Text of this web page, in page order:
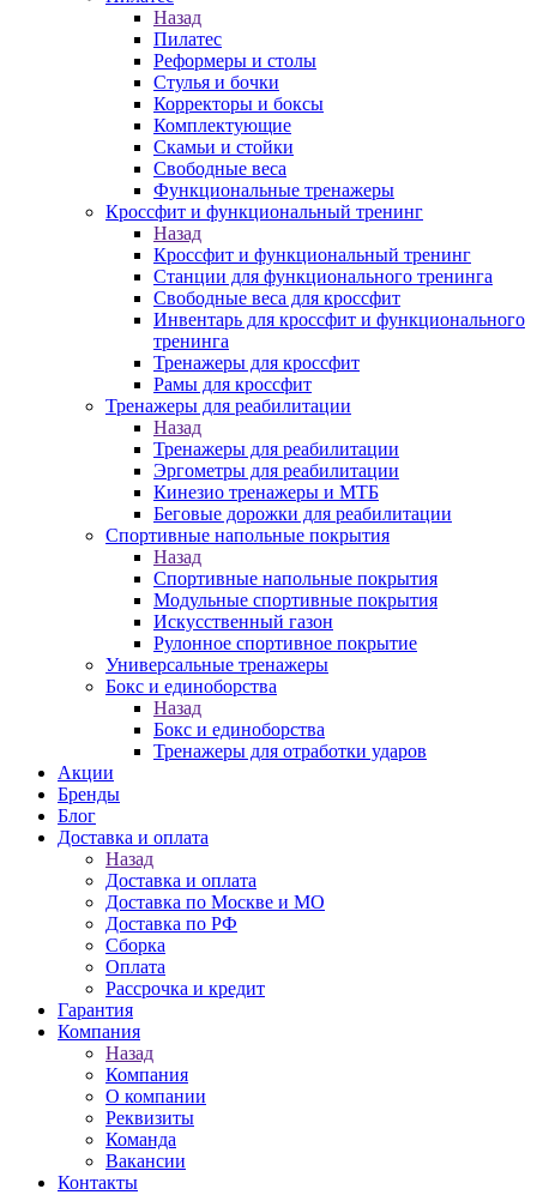
Назад
Пилатес
Реформеры и столы
Стулья и бочки
Корректоры и боксы
Комплектующие
Скамьи и стойки
Свободные веса
Функциональные тренажеры
Кроссфит и функциональный тренинг
Назад
Кроссфит и функциональный тренинг
Станции для функционального тренинга
Свободные веса для кроссфит
Инвентарь для кроссфит и функционального
тренинга
Тренажеры для кроссфит
Рамы для кроссфит
Тренажеры для реабилитации
Назад
Тренажеры для реабилитации
Эргометры для реабилитации
Кинезио тренажеры и МТБ
Беговые дорожки для реабилитации
Спортивные напольные покрытия
Назад
Спортивные напольные покрытия
Модульные спортивные покрытия
Искусственный газон
Рулонное спортивное покрытие
Универсальные тренажеры
Бокс и единоборства
Назад
Бокс и единоборства
Тренажеры для отработки ударов
Акции
Бренды
Блог
Доставка и оплата
Назад
Доставка и оплата
Доставка по Москве и МО
Доставка по РФ
Сборка
Оплата
Рассрочка и кредит
Гарантия
Компания
Назад
Компания
О компании
Реквизиты
Команда
Вакансии
Контакты